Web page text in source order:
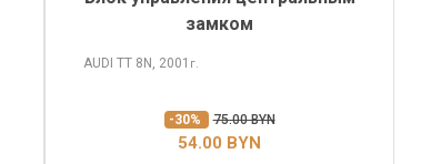
замком
AUDI TT 8N, 2001 г.
-30% 75.00 BYN
54.00 BYN